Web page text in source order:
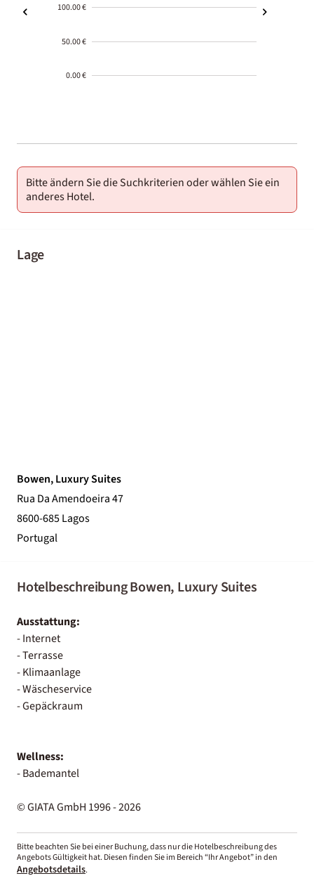
100.00 €
50.00 €
0.00 €
01-02
Bitte ändern Sie die Suchkriterien oder wählen Sie ein
anderes Hotel.
Lage
Bowen, Luxury Suites
Rua Da Amendoeira 47
8600-685 Lagos
Portugal
Hotelbeschreibung Bowen, Luxury Suites
Ausstattung:
- Internet
- Terrasse
- Klimaanlage
- Wäscheservice
- Gepäckraum
Wellness:
- Bademantel
© GIATA GmbH 1996 - 2026
Bitte beachten Sie bei einer Buchung, dass nur die Hotelbeschreibung des
Angebots Gültigkeit hat. Diesen finden Sie im Bereich “Ihr Angebot” in den
Angebotsdetails.